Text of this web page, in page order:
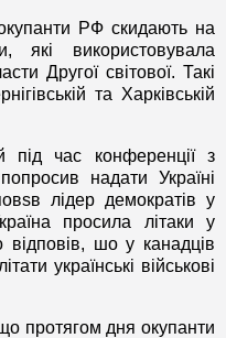
РФ скидають на
які використовувала
Другої світової. Такі
та Харківській
під час конференції з
надати Україні
лідер демократів у
просила літаки у
шо у канадців
українські військові
протягом дня окупанти